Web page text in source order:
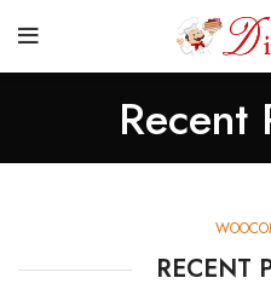
Recent
RECENT